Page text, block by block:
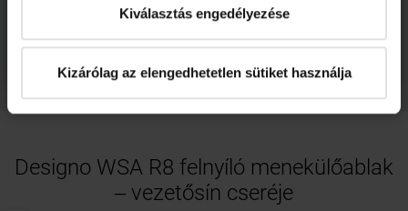
Kiválasztás engedélyezése
Kizárólag az elengedhetetlen sütiket használja
Az ön irányítószáma
Designo WSA R8 felnyíló menekülőablak
‒ vezetősín cseréje